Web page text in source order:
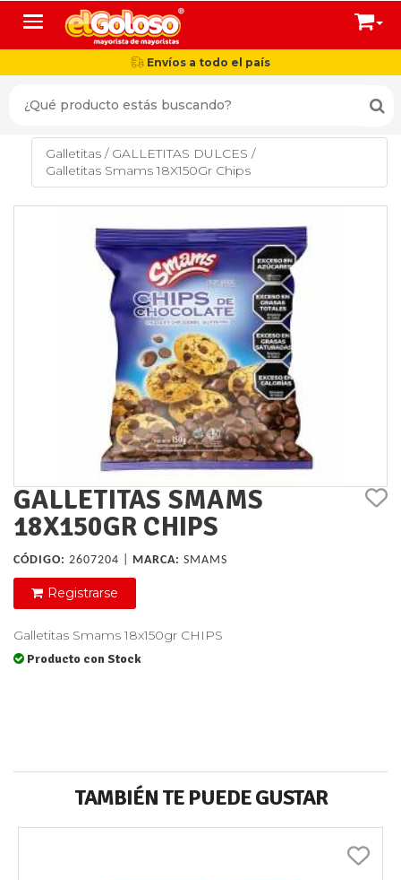
Toggle navigation
Envíos a todo el país
Galletitas / GALLETITAS DULCES /
Galletitas Smams 18X150Gr Chips
GALLETITAS SMAMS
18X150GR CHIPS
CÓDIGO: 2607204 | MARCA: SMAMS
Registrarse
Galletitas Smams 18x150gr CHIPS
Producto con Stock
TAMBIÉN TE PUEDE GUSTAR